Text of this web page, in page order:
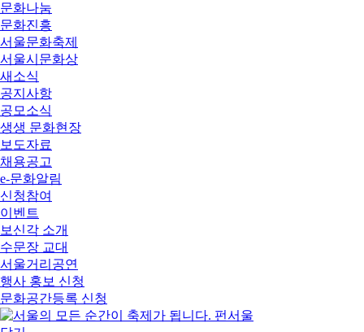
문화나눔
문화진흥
서울문화축제
서울시문화상
새소식
공지사항
공모소식
생생 문화현장
보도자료
채용공고
e-문화알림
신청참여
이벤트
보신각 소개
수문장 교대
서울거리공연
행사 홍보 신청
문화공간등록 신청